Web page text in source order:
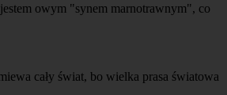
owym "synem marnotrawnym", co
cały świat, bo wielka prasa światowa